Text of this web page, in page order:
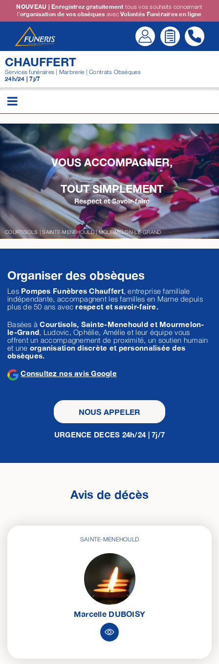
Passer
contenu
NOUVEAU | Enregistrez gratuitement tous vos souhaits concernant
l'organisation de vos obsèques avecVolontés Funéraires en ligne
CHAUFFERT
Services funéraires | Marbrerie | Contrats Obsèques
24h/24 | 7j/7
VOUS ACCOMPAGNER,
TOUT SIMPLEMENT
Respect et Savoir-faire
COURTISOLS | SAINTE-MENEHOULD | MOURMELON-LE-GRAND
Organiser des obsèques
Les Pompes Funèbres Chauffert, entreprise familiale
indépendante, accompagnent les familles en Marne depuis
plus de 50 ans avec respect et savoir-faire.
Basées àCourtisols, Sainte-Menehould et Mourmelon-
le-Grand, Ludovic, Ophélie, Amélie et leur équipe vous
offrent un accompagnement de proximité, un soutien humain
et une organisation discrète et personnalisée des
obsèques.
Consultez nos avis Google
NOUS APPELER
URGENCE DECES 24h/24 | 7j/7
Avis de décès
SAINTE-MENEHOULD
Marcelle DUBOISY